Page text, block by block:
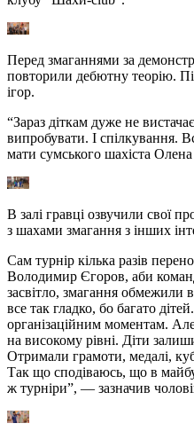
Перед змаганнями за
повторили дебютну теорію.
ігор.
“Зараз діткам дуже не
випробувати. І спілкування.
мати сумського шахіста
В залі гравці озвучили свої
з шахами змагання з інших
Сам турнір кілька разів
Володимир Єгоров, аби
засвітло, змагання обмежили
все так гладко, бо багато
організаційним моментам.
на високому рівні. Діти
Отримали грамоти, медалі,
Так що сподіваюсь, що в
ж турніри”, — зазначив